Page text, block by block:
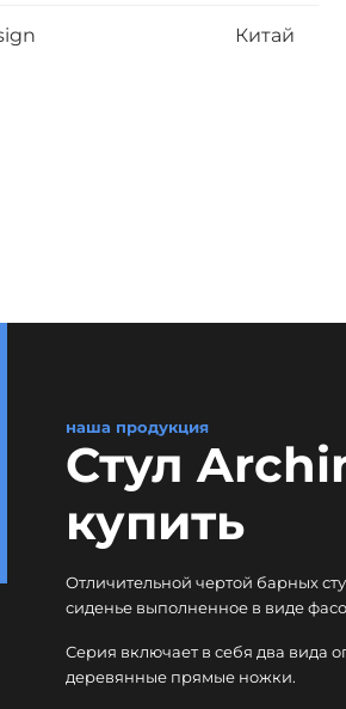
Китай
наша продукция
Стул
купить
Отличительной чертой барных
сиденье выполненное в виде
Серия включает в себя два вида
деревянные прямые ножки.